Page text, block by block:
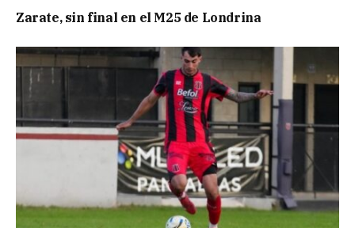
Zarate, sin final en el M25 de Londrina